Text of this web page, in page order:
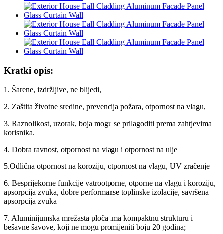
Kratki opis:
1. Šarene, izdržljive, ne blijedi,
2. Zaštita životne sredine, prevencija požara, otpornost na vlagu,
3. Raznolikost, uzorak, boja mogu se prilagoditi prema zahtjevima
korisnika.
4. Dobra ravnost, otpornost na vlagu i otpornost na ulje
5.Odlična otpornost na koroziju, otpornost na vlagu, UV zračenje
6. Besprijekorne funkcije vatrootporne, otporne na vlagu i koroziju,
apsorpcija zvuka, dobre performanse toplinske izolacije, savršena
apsorpcija zvuka
7. Aluminijumska mrežasta ploča ima kompaktnu strukturu i
bešavne šavove, koji ne mogu promijeniti boju 20 godina;